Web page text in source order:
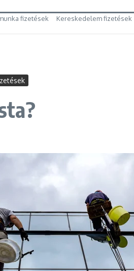
fizetések Kereskedelem fizetések